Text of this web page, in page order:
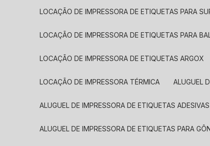
LOCAÇÃO DE IMPRESSORA DE ETIQUETAS PARA
LOCAÇÃO DE IMPRESSORA DE ETIQUETAS PARA
LOCAÇÃO DE IMPRESSORA DE ETIQUETAS ARGOX
LOCAÇÃO DE IMPRESSORA TÉRMICA ALUGUEL
ALUGUEL DE IMPRESSORA DE ETIQUETAS ADESIVAS
ALUGUEL DE IMPRESSORA DE ETIQUETAS PARA